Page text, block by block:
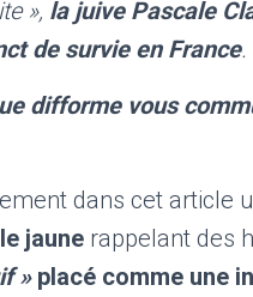
», la juive Pascale
de survie en France.
difforme vous
dans cet article
jaune rappelant des
»placé comme une